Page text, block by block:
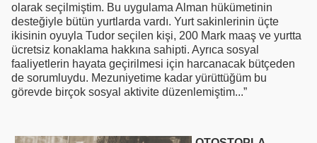
olarak seçilmiştim. Bu uygulama Alman hükümetinin
desteğiyle bütün yurtlarda vardı. Yurt sakinlerinin üçte
ikisinin oyuyla Tudor seçilen kişi, 200 Mark maaş ve yurtta
ücretsiz konaklama hakkına sahipti. Ayrıca sosyal
faaliyetlerin hayata geçirilmesi için harcanacak bütçeden
de sorumluydu. Mezuniyetime kadar yürüttüğüm bu
görevde birçok sosyal aktivite düzenlemiştim...”